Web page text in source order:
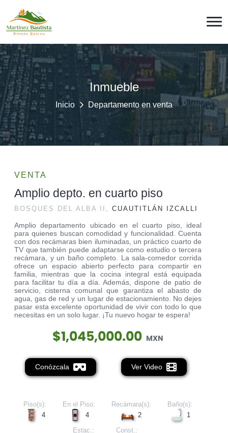
Inmueble
Inicio Departamento en venta
VENTA
Amplio depto. en cuarto piso
BOSQUES DEL ALBA II, CUAUTITLÁN IZCALLI
Amplio departamento ubicado en el cuarto piso, ideal
para quienes buscan comodidad y funcionalidad. Cuenta
con dos recámaras bien iluminadas, un práctico cuarto de
TV que también puede adaptarse como estudio o tercera
recámara, y un baño completo. La sala-comedor corrida
ofrece un espacio abierto perfecto para compartir en
familia, mientras que la cocina integral está equipada
para facilitar tu día a día. Además, dispone de patio de
servicio, cisterna comunal que garantiza el abasto de
agua, gas de red y un lugar de estacionamiento. No dejes
pasar esta excelente oportunidad de vivir con todo lo que
necesitas en un solo lugar. ¡Tu nuevo hogar te espera!
$1,045,000.00 MXN
Conózcala Ver Video
Piso(s):
4
En el Piso:
4
Recámara(s):
2
Baño(s):
1
Estac.:
Const.: